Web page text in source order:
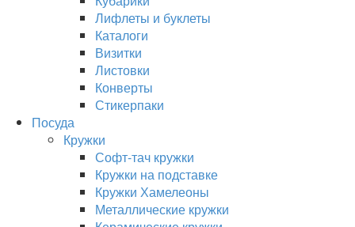
Лифлеты и буклеты
Каталоги
Визитки
Листовки
Конверты
Стикерпаки
Посуда
Кружки
Софт-тач кружки
Кружки на подставке
Кружки Хамелеоны
Металлические кружки